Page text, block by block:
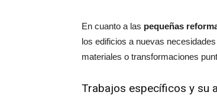
En cuanto a las pequeñas
los edificios a nuevas
materiales o transformaciones
Trabajos específicos y su